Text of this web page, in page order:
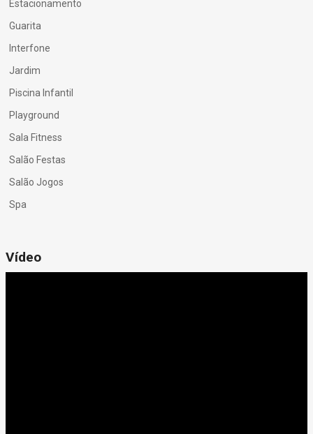
Estacionamento
Guarita
Interfone
Jardim
Piscina Infantil
Playground
Sala Fitness
Salão Festas
Salão Jogos
Spa
Vídeo